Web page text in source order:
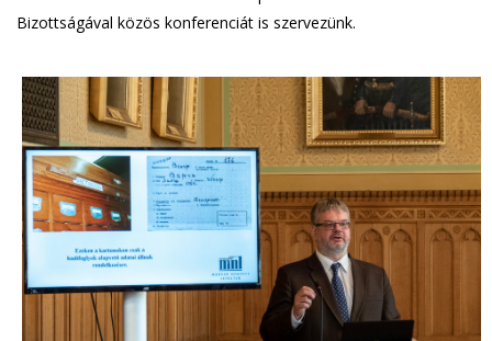
Bizottságával közös konferenciát is szervezünk.